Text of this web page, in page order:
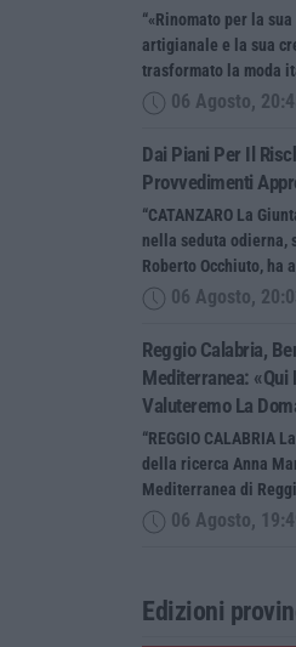
“«Rinomato per la
artigianale e la sua
trasformato la moda
06 Agosto,
Dai Piani Per Il
Provvedimenti
“CATANZARO La
nella seduta odierna,
Roberto Occhiuto, ha
06 Agosto,
Reggio Calabria,
Mediterranea: «Qui
Valuteremo La
“REGGIO CALABRIA
della ricerca Anna
Mediterranea di
06 Agosto,
Edizioni